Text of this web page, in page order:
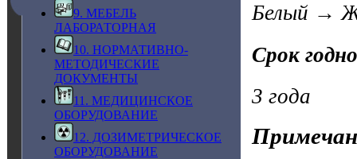
9. МЕБЕЛЬ
ЛАБОРАТОРНАЯ
10. НОРМАТИВНО-
МЕТОДИЧЕСКИЕ
ДОКУМЕНТЫ
11. МЕДИЦИНСКОЕ
ОБОРУДОВАНИЕ
12. ДОЗИМЕТРИЧЕСКОЕ
ОБОРУДОВАНИЕ
Белый →
Срок
3 года